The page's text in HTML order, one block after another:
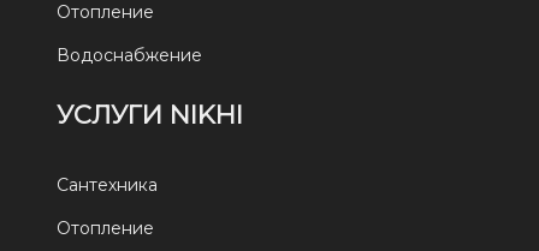
Отопление
Водоснабжение
УСЛУГИ NIKHI
Сантехника
Отопление